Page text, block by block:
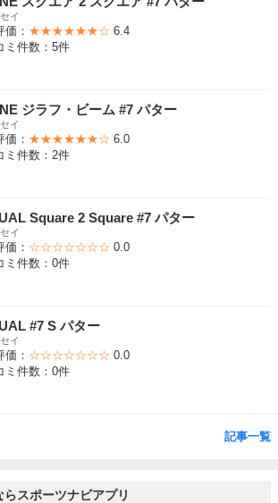
イ
価： ★★★★★★☆ 6.4
ミ件数：5件
ジラフ・ビーム #7 パター
イ
価： ★★★★★★☆ 6.0
ミ件数：2件
Square 2 Square #7 パター
イ
価： ☆☆☆☆☆☆☆ 0.0
ミ件数：0件
#7 S パター
イ
価： ☆☆☆☆☆☆☆ 0.0
ミ件数：0件
記事一覧
スポーツナビアプリ